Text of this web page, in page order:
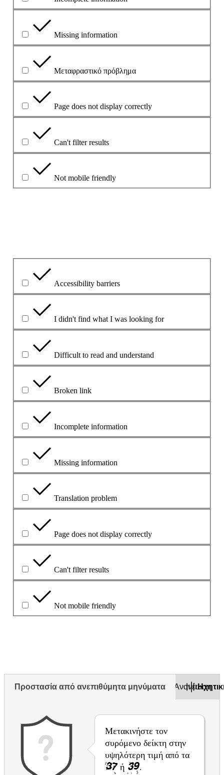
Missing information
Μεταφραστικό πρόβλημα
Page does not display correctly
Can't filter results
Not mobile friendly
Accessibility barriers
I didn't find what I was looking for
Difficult to read and understand
Broken link
Incomplete information
Missing information
Translation problem
Page does not display correctly
Can't filter results
Not mobile friendly
Προστασία από ανεπιθύμητα μηνύματα
Μετακινήστε τον
συρόμενο δείκτη στην
υψηλότερη τιμή από τα
ή
.
Ανανέωση